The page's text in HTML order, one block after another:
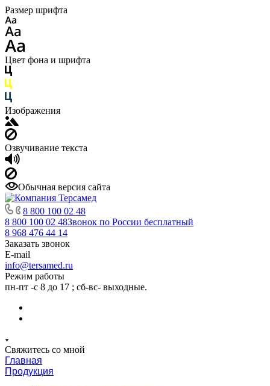
Размер шрифта
Цвет фона и шрифта
Изображения
Озвучивание текста
Обычная версия сайта
8 800 100 02 48
8 800 100 02 48Звонок по России бесплатный
8 968 476 44 14
Заказать звонок
E-mail
info@tersamed.ru
Режим работы
пн-пт -с 8 до 17 ; сб-вс- выходные.
Свяжитесь со мной
Главная
Продукция